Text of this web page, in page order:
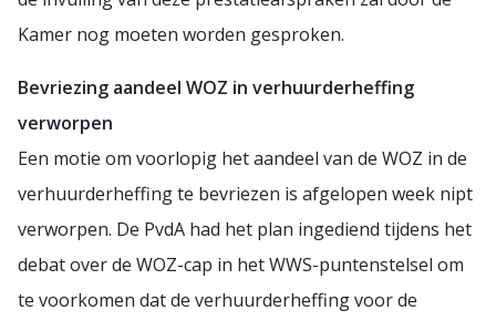
Kamer nog moeten worden gesproken.
Bevriezing aandeel WOZ in verhuurderheffing
verworpen
Een motie om voorlopig het aandeel van de WOZ in de
verhuurderheffing te bevriezen is afgelopen week nipt
verworpen. De PvdA had het plan ingediend tijdens het
debat over de WOZ-cap in het WWS-puntenstelsel om
te voorkomen dat de verhuurderheffing voor de